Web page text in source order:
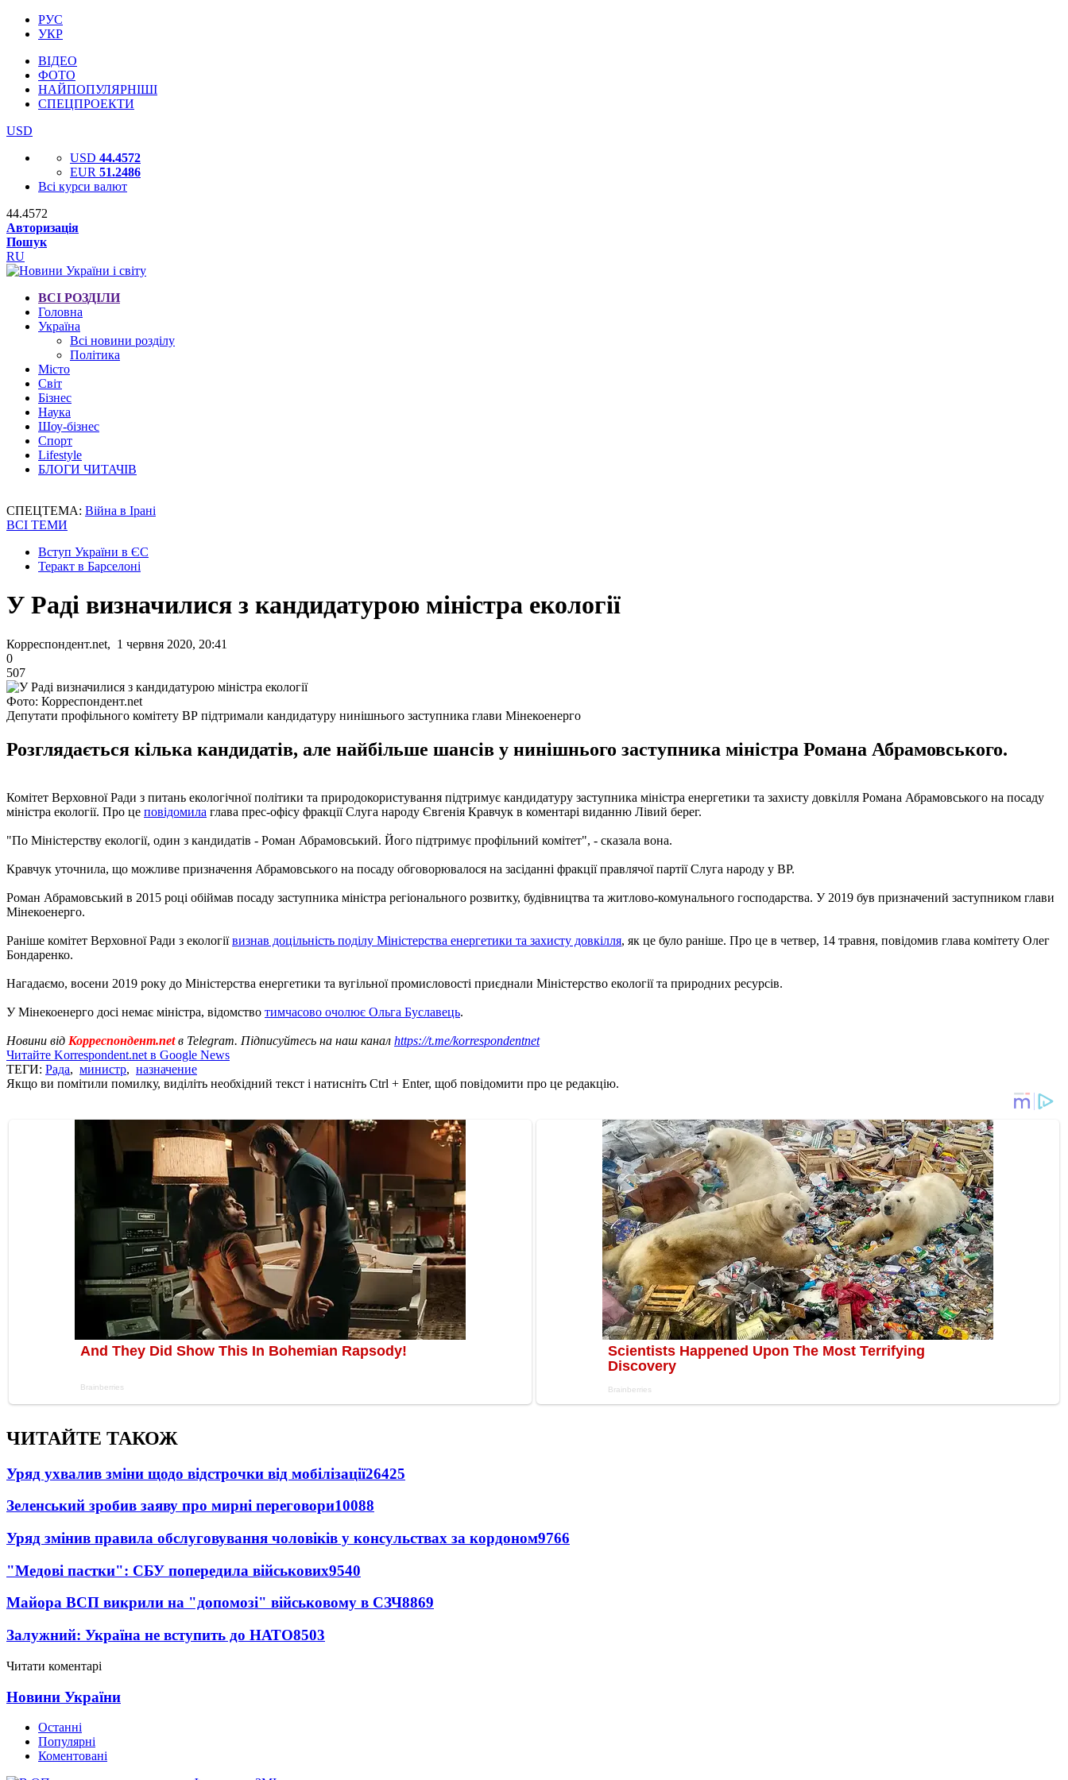
РУС
УКР
ВІДЕО
ФОТО
НАЙПОПУЛЯРНІШІ
СПЕЦПРОЕКТИ
USD
USD 44.4572
EUR 51.2486
Всі курси валют
44.4572
Авторизація
Пошук
RU
ВСІ РОЗДІЛИ
Головна
Україна
Всі новини розділу
Політика
Місто
Світ
Бізнес
Наука
Шоу-бізнес
Спорт
Lifestyle
БЛОГИ ЧИТАЧІВ
СПЕЦТЕМА: Війна в Ірані
ВСІ ТЕМИ
Вступ України в ЄС
Теракт в Барселоні
У Раді визначилися з кандидатурою міністра екології
Корреспондент.net, 1 червня 2020, 20:41
0
507
Фото: Корреспондент.net
Депутати профільного комітету ВР підтримали кандидатуру нинішнього заступника глави Мінекоенерго
Розглядається кілька кандидатів, але найбільше шансів у нинішнього заступника міністра Романа Абрамовського.
Комітет Верховної Ради з питань екологічної політики та природокористування підтримує кандидатуру заступника міністра енергетики та захисту довкілля Романа Абрамовського на посаду
міністра екології. Про це повідомила глава прес-офісу фракції Слуга народу Євгенія Кравчук в коментарі виданню Лівий берег.
"По Міністерству екології, один з кандидатів - Роман Абрамовський. Його підтримує профільний комітет", - сказала вона.
Кравчук уточнила, що можливе призначення Абрамовського на посаду обговорювалося на засіданні фракції правлячої партії Слуга народу у ВР.
Роман Абрамовський в 2015 році обіймав посаду заступника міністра регіонального розвитку, будівництва та житлово-комунального господарства. У 2019 був призначений заступником глави
Мінекоенерго.
Раніше комітет Верховної Ради з екологіївизнав доцільність поділу Міністерства енергетики та захисту довкілля, як це було раніше. Про це в четвер, 14 травня, повідомив глава комітету Олег
Бондаренко.
Нагадаємо, восени 2019 року до Міністерства енергетики та вугільної промисловості приєднали Міністерство екології та природних ресурсів.
У Мінекоенерго досі немає міністра, відомство тимчасово очолює Ольга Буславець.
Новини від Корреспондент.netв Telegram. Підписуйтесь на наш канал https://t.me/korrespondentnet
Читайте Korrespondent.net в Google News
ТЕГИ: Рада, министр, назначение
Якщо ви помітили помилку, виділіть необхідний текст і натисніть Ctrl + Enter, щоб повідомити про це редакцію.
ЧИТАЙТЕ ТАКОЖ
Уряд ухвалив зміни щодо відстрочки від мобілізації26425
Зеленський зробив заяву про мирні переговори10088
Уряд змінив правила обслуговування чоловіків у консульствах за кордоном9766
"Медові пастки": СБУ попередила військових9540
Майора ВСП викрили на "допомозі" військовому в СЗЧ8869
Залужний: Україна не вступить до НАТО8503
Читати коментарі
Новини України
Останні
Популярні
Коментовані